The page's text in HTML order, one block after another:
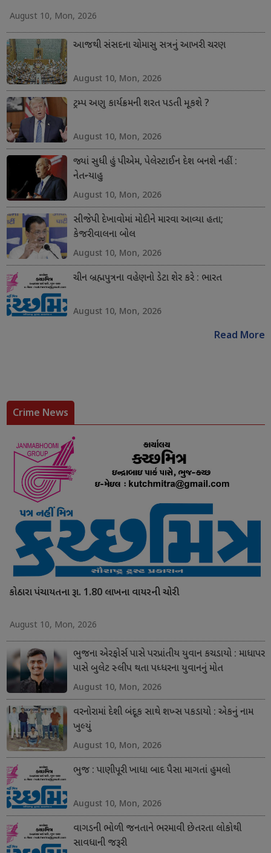
August 10, Mon, 2026
આજથી સંસદના ચોમાસુ સત્રનું આખરી ચરણ
August 10, Mon, 2026
ટ્રમ્પ અણુ કાર્યક્રમની શરત પડતી મૂકશે ?
August 10, Mon, 2026
જ્યાં સુધી હું પીએમ, પેલેસ્ટાઈન દેશ બનશે નહીં :
નેતન્યાહુ
August 10, Mon, 2026
સીજેપી દેખાવોમાં મોદીને મારવા આવ્યા હતા;
કેજરીવાલના બોલ
August 10, Mon, 2026
ચીન બ્રહ્મપુત્રના વહેણનો ડેટા શેર કરે : ભારત
August 10, Mon, 2026
Read More
Crime News
કોઠારા પંચાયતના રૂા. 1.80 લાખના વાયરની ચોરી
August 10, Mon, 2026
ભુજના એરફોર્સ પાસે પરપ્રાંતીય યુવાન કચડાયો : માધાપર
પાસે બુલેટ સ્લીપ થતા પધ્ધરના યુવાનનું મોત
August 10, Mon, 2026
વરનોરામાં દેશી બંદૂક સાથે શખ્સ પકડાયો : એકનું નામ
ખુલ્યું
August 10, Mon, 2026
ભુજ : પાણીપૂરી ખાધા બાદ પૈસા માગતાં હુમલો
August 10, Mon, 2026
વાગડની ભોળી જનતાને ભરમાવી છેતરતા લોકોથી
સાવધાની જરૂરી